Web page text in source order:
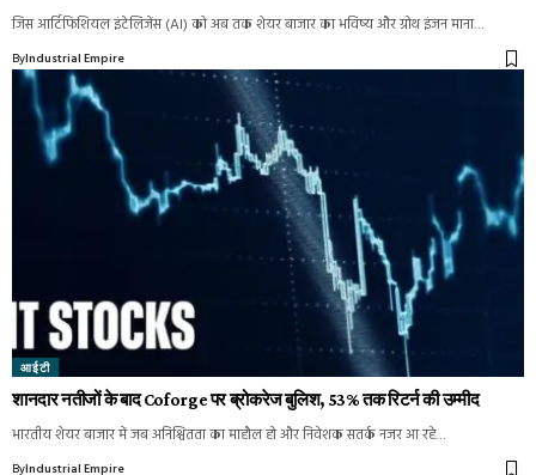
जिस आर्टिफिशियल इंटेलिजेंस (AI) को अब तक शेयर बाजार का भविष्य और ग्रोथ इंजन माना…
ByIndustrial Empire
आईटी
शानदार नतीजों के बाद Coforge पर ब्रोकरेज बुलिश, 53% तक रिटर्न की उम्मीद
भारतीय शेयर बाजार में जब अनिश्चितता का माहौल हो और निवेशक सतर्क नजर आ रहे…
ByIndustrial Empire